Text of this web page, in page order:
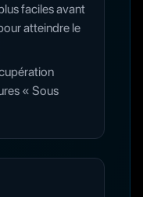
faciles avant
atteindre le
« Sous